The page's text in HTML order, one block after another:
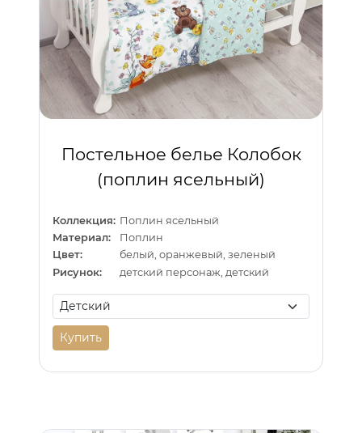
Постельное белье Колобок
(поплин ясельный)
Коллекция: Поплин ясельный
Материал:
Поплин
Цвет:
белый, оранжевый, зеленый
Рисунок:
детский персонаж, детский
Купить